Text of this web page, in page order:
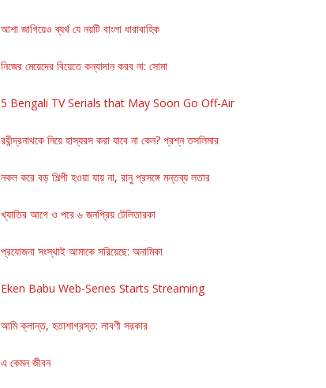
আশা জাগিয়েও ব্যর্থ যে নয়টি বাংলা ধারাবাহিক
নিজের মেয়েদের বিয়েতে কন্যাদান করব না: সোমা
5 Bengali TV Serials that May Soon Go Off-Air
রবীন্দ্রনাথকে নিয়ে হাস্যরস করা যাবে না কেন? প্রশ্ন তসলিমার
নকল করে বড় শিল্পী হওয়া যায় না, রানু প্রসঙ্গে মন্তব্য লতার
খ্যাতির আগে ও পরে ৬ জনপ্রিয় টেলিতারকা
প্রযোজনা সংস্থাই আমাকে সরিয়েছে: অনামিকা
Eken Babu Web-Series Starts Streaming
আমি ক্লান্ত, হতাশাগ্রস্ত: লাবণী সরকার
এ কেমন জীবন